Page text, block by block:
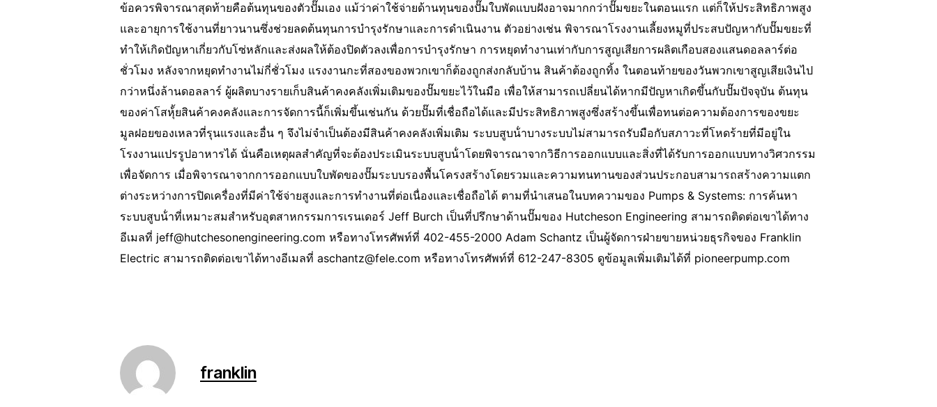
ข้อควรพิจารณาสุดท้ายคือต้นทุนของตัวปั๊มเอง แม้ว่าค่าใช้จ่ายด้านทุนของปั๊มใบพัดแบบฝังอาจมากกว่าปั๊มขยะในตอนแรก แต่ก็ให้ประสิทธิภาพสูง
และอายุการใช้งานที่ยาวนานซึ่งช่วยลดต้นทุนการบํารุงรักษาและการดําเนินงาน ตัวอย่างเช่น พิจารณาโรงงานเลี้ยงหมูที่ประสบปัญหากับปั๊มขยะที่
ทําให้เกิดปัญหาเกี่ยวกับโซ่หลักและส่งผลให้ต้องปิดตัวลงเพื่อการบํารุงรักษา การหยุดทํางานเท่ากับการสูญเสียการผลิตเกือบสองแสนดอลลาร์ต่อ
ชั่วโมง หลังจากหยุดทํางานไม่กี่ชั่วโมง แรงงานกะที่สองของพวกเขาก็ต้องถูกส่งกลับบ้าน สินค้าต้องถูกทิ้ง ในตอนท้ายของวันพวกเขาสูญเสียเงินไป
กว่าหนึ่งล้านดอลลาร์ ผู้ผลิตบางรายเก็บสินค้าคงคลังเพิ่มเติมของปั๊มขยะไว้ในมือ เพื่อให้สามารถเปลี่ยนได้หากมีปัญหาเกิดขึ้นกับปั๊มปัจจุบัน ต้นทุน
ของค่าโสหุ้้ยสินค้าคงคลังและการจัดการนี้ก็เพิ่มขึ้นเช่นกัน ด้วยปั๊มที่เชื่อถือได้และมีประสิทธิภาพสูงซึ่งสร้างขึ้นเพื่อทนต่อความต้องการของขยะ
มูลฝอยของเหลวที่รุนแรงและอื่น ๆ จึงไม่จําเป็นต้องมีสินค้าคงคลังเพิ่มเติม ระบบสูบน้ําบางระบบไม่สามารถรับมือกับสภาวะที่โหดร้ายที่มีอยู่ใน
โรงงานแปรรูปอาหารได้ นั่นคือเหตุผลสําคัญที่จะต้องประเมินระบบสูบน้ําโดยพิจารณาจากวิธีการออกแบบและสิ่งที่ได้รับการออกแบบทางวิศวกรรม
เพื่อจัดการ เมื่อพิจารณาจากการออกแบบใบพัดของปั๊มระบบรองพื้นโครงสร้างโดยรวมและความทนทานของส่วนประกอบสามารถสร้างความแตก
ต่างระหว่างการปิดเครื่องที่มีค่าใช้จ่ายสูงและการทํางานที่ต่อเนื่องและเชื่อถือได้ ตามที่นําเสนอในบทความของ Pumps & Systems: การค้นหา
ระบบสูบน้ําที่เหมาะสมสําหรับอุตสาหกรรมการเรนเดอร์ Jeff Burch เป็นที่ปรึกษาด้านปั๊มของ Hutcheson Engineering สามารถติดต่อเขาได้ทาง
อีเมลที่ jeff@hutchesonengineering.com หรือทางโทรศัพท์ที่ 402-455-2000 Adam Schantz เป็นผู้จัดการฝ่ายขายหน่วยธุรกิจของ Franklin
Electric สามารถติดต่อเขาได้ทางอีเมลที่ aschantz@fele.com หรือทางโทรศัพท์ที่ 612-247-8305 ดูข้อมูลเพิ่มเติมได้ที่ pioneerpump.com
franklin